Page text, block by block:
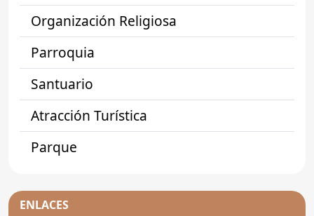
Organización Religiosa
Parroquia
Santuario
Atracción Turística
Parque
ENLACES